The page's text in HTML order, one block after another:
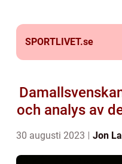
SPORTLIVET.se
och analys av
30 augusti 2023 Jon